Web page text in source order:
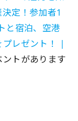
定！参加者1
と宿泊、空港
プレゼント！ |
ントがあります